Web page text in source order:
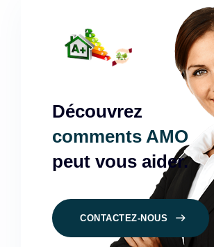
Découvrez
comments AMO
peut vous aider.
CONTACTEZ-NOUS